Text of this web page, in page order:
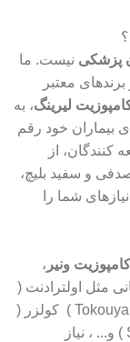
پزشکی نیست. ما
معتبر
لیرینگ، به
بیماران خود رقم
کنندگان، از
و سفید بلیچ،
شما را
ونیر ،
مثل اولترادنت (
Ultradent ) اف جی ام ( FGM ) توکویاما ( Tokouyama ) کولزر (
Kulzer ) بیسکو ( Bisco ) سارمکو ( Saremco ) و... ، نیاز